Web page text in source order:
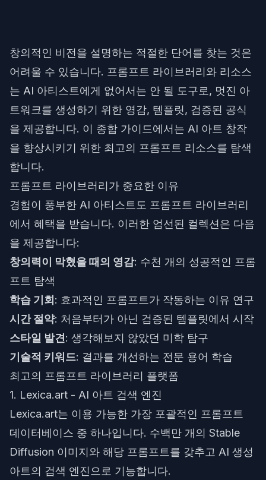
창의적인 비전을 설명하는 적절한 단어를 찾는 것은
어려울 수 있습니다. 프롬프트 라이브러리와 리소스
는 AI 아티스트에게 없어서는 안 될 도구로, 멋진 아
트워크를 생성하기 위한 영감, 템플릿, 검증된 공식
을 제공합니다. 이 종합 가이드에서는 AI 아트 창작
을 향상시키기 위한 최고의 프롬프트 리소스를 탐색
합니다.
프롬프트 라이브러리가 중요한 이유
경험이 풍부한 AI 아티스트도 프롬프트 라이브러리
에서 혜택을 받습니다. 이러한 엄선된 컬렉션은 다음
을 제공합니다:
창의력이 막혔을 때의 영감: 수천 개의 성공적인 프롬
프트 탐색
학습 기회 : 효과적인 프롬프트가 작동하는 이유 연구
시간 절약: 처음부터가 아닌 검증된 템플릿에서 시작
스타일 발견 : 생각해보지 않았던 미학 탐구
기술적 키워드: 결과를 개선하는 전문 용어 학습
최고의 프롬프트 라이브러리 플랫폼
1. Lexica.art - AI 아트 검색 엔진
Lexica.art는 이용 가능한 가장 포괄적인 프롬프트
데이터베이스 중 하나입니다. 수백만 개의 Stable
Diffusion 이미지와 해당 프롬프트를 갖추고 AI 생성
아트의 검색 엔진으로 기능합니다.